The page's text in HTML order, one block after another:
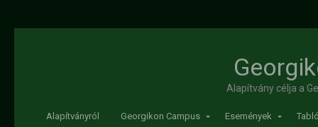
Alapítvány célja a
Alapítványról Georgikon Campus Események